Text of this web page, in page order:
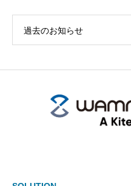
過去のお知らせ